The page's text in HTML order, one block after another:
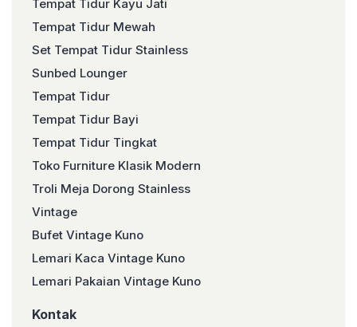
Tempat Tidur Kayu Jati
Tempat Tidur Mewah
Set Tempat Tidur Stainless
Sunbed Lounger
Tempat Tidur
Tempat Tidur Bayi
Tempat Tidur Tingkat
Toko Furniture Klasik Modern
Troli Meja Dorong Stainless
Vintage
Bufet Vintage Kuno
Lemari Kaca Vintage Kuno
Lemari Pakaian Vintage Kuno
Kontak